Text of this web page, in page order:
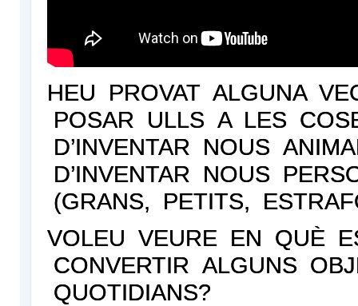
HEU PROVAT ALGUNA
POSAR ULLS A LES
D’INVENTAR NOUS
D’INVENTAR NOUS
(GRANS, PETITS,
VOLEU VEURE EN QUÈ
CONVERTIR ALGUNS
QUOTIDIANS?